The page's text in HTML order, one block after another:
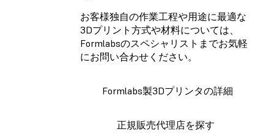
お客様独自の作業工程や用途に最適な
3Dプリント方式や材料については、
Formlabsのスペシャリストまでお気軽
にお問い合わせください。
Formlabs製3Dプリンタの詳細
正規販売代理店を探す